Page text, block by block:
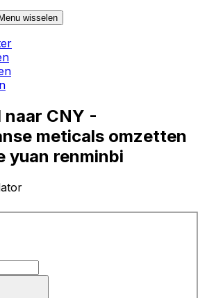
Menu wisselen
naar CNY -
meticals omzetten
yuan renminbi